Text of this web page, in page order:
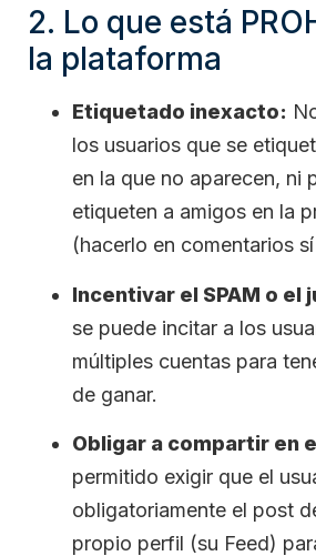
2. Lo que está
la plataforma
Etiquetado inexacto:
los usuarios que se
en la que no aparecen, ni
etiqueten a amigos en la
(hacerlo en comentarios
Incentivar el SPAM o el
se puede incitar a los
múltiples cuentas para
de ganar.
Obligar a compartir en
permitido exigir que el
obligatoriamente el post
propio perfil (su Feed)